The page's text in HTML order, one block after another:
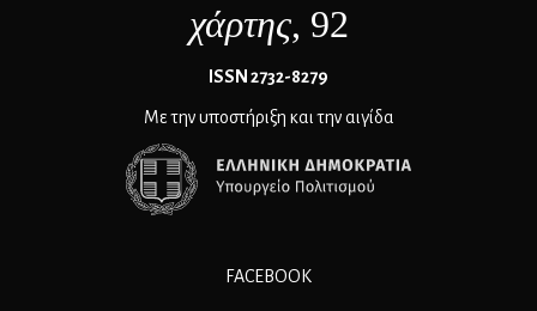
χάρτης, 92
ΙSSN 2732-8279
Με την υποστήριξη και την αιγίδα
FACEBOOK